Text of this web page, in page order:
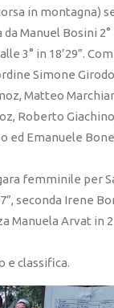
in montagna)
Manuel Bosini 2°
3° in 18’29”.
Simone
Matteo
Roberto
ed Emanuele
femminile per
seconda Irene
Manuela Arvat in
e classifica.